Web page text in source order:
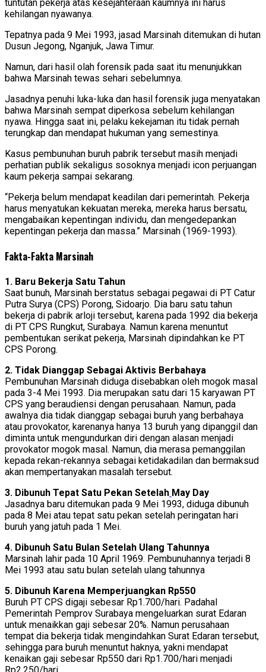
tuntutan pekerja atas kesejahteraan kaumnya ini harus
kehilangan nyawanya.
Tepatnya pada 9 Mei 1993, jasad Marsinah ditemukan di hutan
Dusun Jegong, Nganjuk, Jawa Timur.
Namun, dari hasil olah forensik pada saat itu menunjukkan
bahwa Marsinah tewas sehari sebelumnya.
Jasadnya penuhi luka-luka dan hasil forensik juga menyatakan
bahwa Marsinah sempat diperkosa sebelum kehilangan
nyawa. Hingga saat ini, pelaku kekejaman itu tidak pernah
terungkap dan mendapat hukuman yang semestinya.
Kasus pembunuhan buruh pabrik tersebut masih menjadi
perhatian publik sekaligus sosoknya menjadi icon perjuangan
kaum pekerja sampai sekarang.
“Pekerja belum mendapat keadilan dari pemerintah. Pekerja
harus menyatukan kekuatan mereka, mereka harus bersatu,
mengabaikan kepentingan individu, dan mengedepankan
kepentingan pekerja dan massa.” Marsinah (1969-1993).
Fakta-Fakta Marsinah
1. Baru Bekerja Satu Tahun
Saat bunuh, Marsinah berstatus sebagai pegawai di PT Catur
Putra Surya (CPS) Porong, Sidoarjo. Dia baru satu tahun
bekerja di pabrik arloji tersebut, karena pada 1992 dia bekerja
di PT CPS Rungkut, Surabaya. Namun karena menuntut
pembentukan serikat pekerja, Marsinah dipindahkan ke PT
CPS Porong.
2. Tidak Dianggap Sebagai Aktivis Berbahaya
Pembunuhan Marsinah diduga disebabkan oleh mogok masal
pada 3-4 Mei 1993. Dia merupakan satu dari 15 karyawan PT
CPS yang beraudiensi dengan perusahaan. Namun, pada
awalnya dia tidak dianggap sebagai buruh yang berbahaya
atau provokator, karenanya hanya 13 buruh yang dipanggil dan
diminta untuk mengundurkan diri dengan alasan menjadi
provokator mogok masal. Namun, dia merasa pemanggilan
kepada rekan-rekannya sebagai ketidakadilan dan bermaksud
akan mempertanyakan masalah tersebut.
3. Dibunuh Tepat Satu Pekan Setelah May Day
Jasadnya baru ditemukan pada 9 Mei 1993, diduga dibunuh
pada 8 Mei atau tepat satu pekan setelah peringatan hari
buruh yang jatuh pada 1 Mei.
4. Dibunuh Satu Bulan Setelah Ulang Tahunnya
Marsinah lahir pada 10 April 1969. Pembunuhannya terjadi 8
Mei 1993 atau satu bulan setelah ulang tahunnya
5. Dibunuh Karena Memperjuangkan Rp550
Buruh PT CPS digaji sebesar Rp1.700/hari. Padahal
Pemerintah Pemprov Surabaya mengeluarkan surat Edaran
untuk menaikkan gaji sebesar 20%. Namun perusahaan
tempat dia bekerja tidak mengindahkan Surat Edaran tersebut,
sehingga para buruh menuntut haknya, yakni mendapat
kenaikan gaji sebesar Rp550 dari Rp1.700/hari menjadi